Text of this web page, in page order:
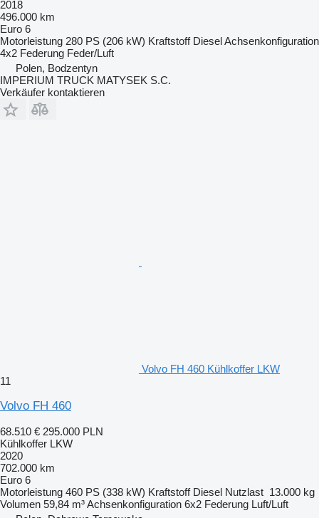
2018
496.000 km
Euro 6
Motorleistung 280 PS (206 kW) Kraftstoff DieselAchsenkonfiguration
4x2 Federung Feder/Luft
Polen, Bodzentyn
IMPERIUM TRUCK MATYSEK S.C.
Verkäufer kontaktieren
Volvo FH 460 Kühlkoffer LKW
11
Volvo FH 460
68.510 € 295.000 PLN
Kühlkoffer LKW
2020
702.000 km
Euro 6
Motorleistung 460 PS (338 kW) Kraftstoff Diesel Nutzlast 13.000 kg
Volumen 59,84 m³Achsenkonfiguration 6x2 Federung Luft/Luft